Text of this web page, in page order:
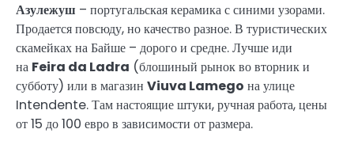
Азулежуш – португальская керамика с синими узорами.
Продается повсюду, но качество разное. В туристических
скамейках на Байше – дорого и средне. Лучше иди
на Feira da Ladra (блошиный рынок во вторник и
субботу) или в магазин Viuva Lamego на улице
Intendente. Там настоящие штуки, ручная работа, цены
от 15 до 100 евро в зависимости от размера.